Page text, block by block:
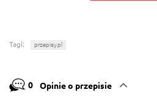
Tagi: przepisy.pl
0 Opinie o przepisie